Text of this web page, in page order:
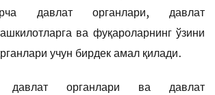
давлат органлари, давлат
ва фуқароларнинг ўзини
учун бирдек амал қилади.
органлари ва давлат